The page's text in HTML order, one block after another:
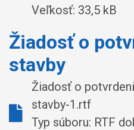
Veľkosť: 33,5 kB
Žiadosť o
stavby
Žiadosť o
stavby-1.rtf
Typ súboru: RTF